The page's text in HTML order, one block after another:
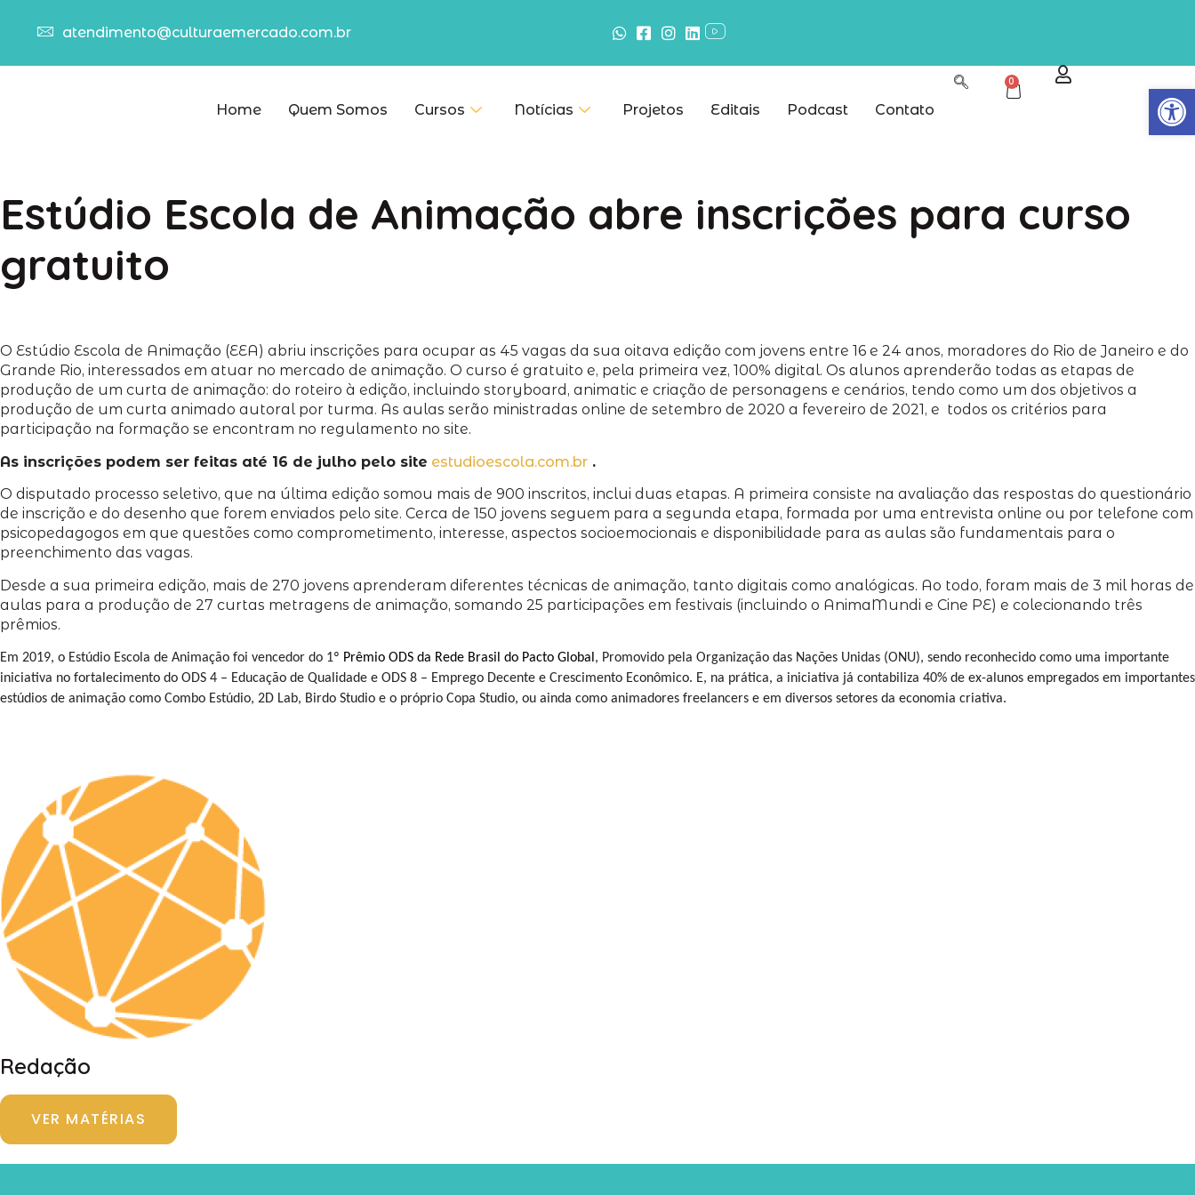
Abrir
atendimento@culturaemercado.com.br
Home Quem Somos Cursos Notícias Projetos Editais Podcast Contato
0
Estúdio Escola de Animação abre inscrições para curso
gratuito
O Estúdio Escola de Animação (EEA) abriu inscrições para ocupar as 45 vagas da sua oitava edição com jovens entre 16 e 24 anos, moradores do Rio de Janeiro e do
Grande Rio, interessados em atuar no mercado de animação. O curso é gratuito e, pela primeira vez, 100% digital. Os alunos aprenderão todas as etapas de
produção de um curta de animação: do roteiro à edição, incluindo storyboard, animatic e criação de personagens e cenários, tendo como um dos objetivos a
produção de um curta animado autoral por turma. As aulas serão ministradas online de setembro de 2020 a fevereiro de 2021, e todos os critérios para
participação na formação se encontram no regulamento no site.
As inscrições podem ser feitas até 16 de julho pelo site estudioescola.com.br .
O disputado processo seletivo, que na última edição somou mais de 900 inscritos, inclui duas etapas. A primeira consiste na avaliação das respostas do questionário
de inscrição e do desenho que forem enviados pelo site. Cerca de 150 jovens seguem para a segunda etapa, formada por uma entrevista online ou por telefone com
psicopedagogos em que questões como comprometimento, interesse, aspectos socioemocionais e disponibilidade para as aulas são fundamentais para o
preenchimento das vagas.
Desde a sua primeira edição, mais de 270 jovens aprenderam diferentes técnicas de animação, tanto digitais como analógicas. Ao todo, foram mais de 3 mil horas de
aulas para a produção de 27 curtas metragens de animação, somando 25 participações em festivais (incluindo o AnimaMundi e Cine PE) e colecionando três
prêmios.
Em 2019, o Estúdio Escola de Animação foi vencedor do 1º Prêmio ODS da Rede Brasil do Pacto Global , Promovido pela Organização das Nações Unidas (ONU), sendo reconhecido como uma importante
iniciativa no fortalecimento do ODS 4 – Educação de Qualidade e ODS 8 – Emprego Decente e Crescimento Econômico. E, na prática, a iniciativa já contabiliza 40% de ex-alunos empregados em importantes
estúdios de animação como Combo Estúdio, 2D Lab, Birdo Studio e o próprio Copa Studio, ou ainda como animadores freelancers e em diversos setores da economia criativa.
Redação
VER MATÉRIAS